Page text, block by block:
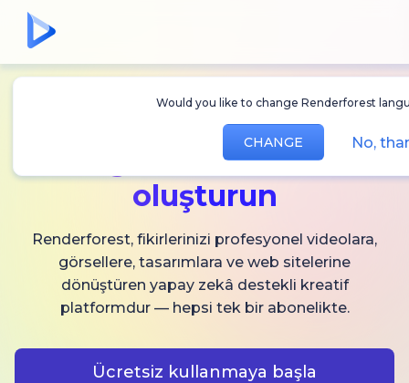
Would you like to change Renderforest
CHANGE No,
AI video,
görsel ve ses
oluşturun
Renderforest, fikirlerinizi profesyonel videolara,
görsellere, tasarımlara ve web sitelerine
dönüştüren yapay zekâ destekli kreatif
platformdur — hepsi tek bir abonelikte.
Ücretsiz kullanmaya başla